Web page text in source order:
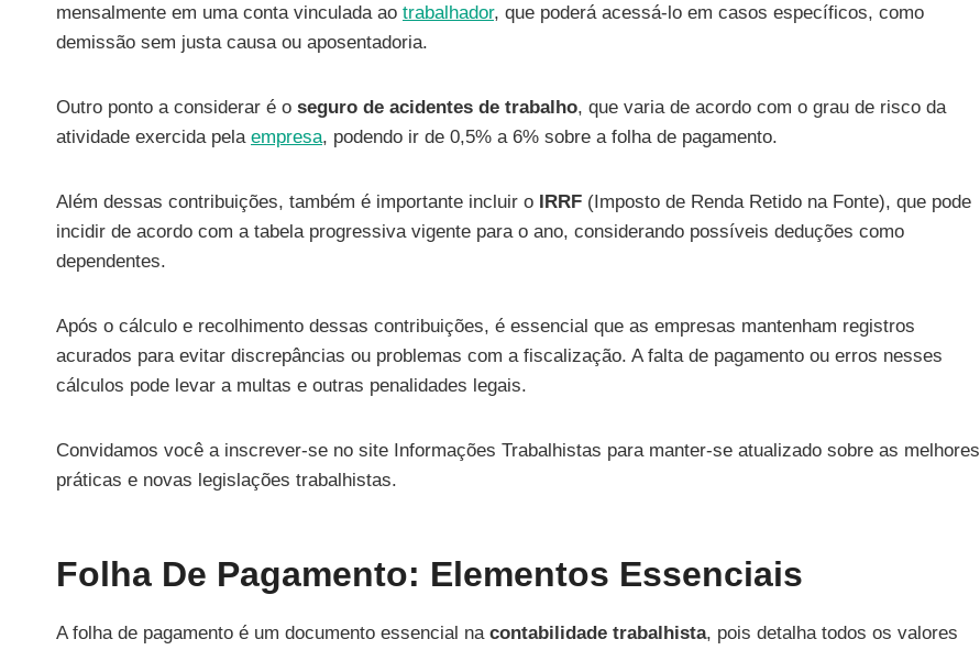
mensalmente em uma conta vinculada ao trabalhador, que poderá acessá-lo em casos específicos, como
demissão sem justa causa ou aposentadoria.
Outro ponto a considerar é o seguro de acidentes de trabalho, que varia de acordo com o grau de risco da
atividade exercida pela empresa, podendo ir de 0,5% a 6% sobre a folha de pagamento.
Além dessas contribuições, também é importante incluir o IRRF (Imposto de Renda Retido na Fonte), que pode
incidir de acordo com a tabela progressiva vigente para o ano, considerando possíveis deduções como
dependentes.
Após o cálculo e recolhimento dessas contribuições, é essencial que as empresas mantenham registros
acurados para evitar discrepâncias ou problemas com a fiscalização. A falta de pagamento ou erros nesses
cálculos pode levar a multas e outras penalidades legais.
Convidamos você a inscrever-se no site Informações Trabalhistas para manter-se atualizado sobre as melhores
práticas e novas legislações trabalhistas.
Folha De Pagamento: Elementos Essenciais
A folha de pagamento é um documento essencial na contabilidade trabalhista, pois detalha todos os valores